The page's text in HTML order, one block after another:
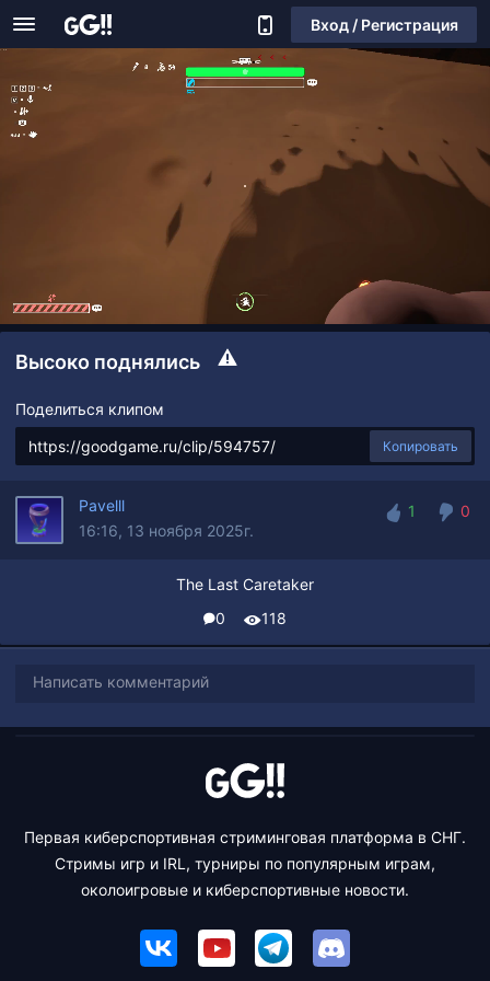
Вход / Регистрация
Высоко поднялись
Поделиться клипом
Копировать
Pavelll
16:16, 13 ноября 2025г.
1
0
The Last Caretaker
0
118
Написать комментарий
Первая киберспортивная стриминговая платформа в СНГ.
Стримы игр и IRL, турниры по популярным играм,
околоигровые и киберспортивные новости.